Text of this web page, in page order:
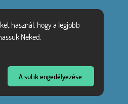
használ, hogy a legjobb
Neked.
A sütik engedélyezése